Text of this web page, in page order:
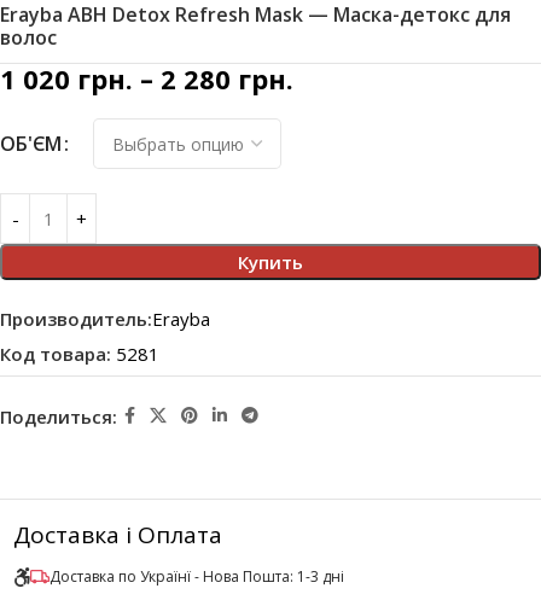
Erayba ABH Detox Refresh Mask — Маска-детокс для
волос
1 020 грн. – 2 280 грн.
ОБ'ЄМ
Купить
Производитель:Erayba
Код товара: 5281
Поделиться:
Доставка і Оплата
Доставка по Українї - Нова Пошта: 1-3 дні